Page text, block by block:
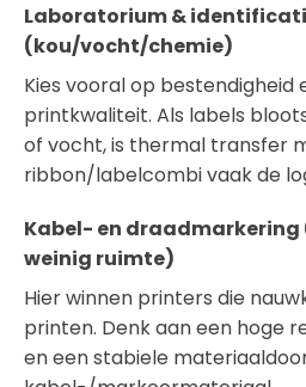
Laboratorium &
(kou/vocht/chemie)
Kies vooral op bestendigheid
printkwaliteit. Als labels
of vocht, is thermal transfer
ribbon/labelcombi vaak de
Kabel- en draadmarkering
weinig ruimte)
Hier winnen printers die
printen. Denk aan een hoge
en een stabiele